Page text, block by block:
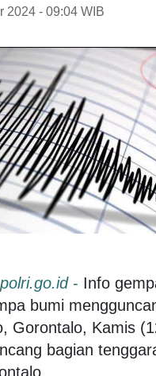
2024 - 09:04WIB
- Info
bumi
Gorontalo, Kamis
bagian